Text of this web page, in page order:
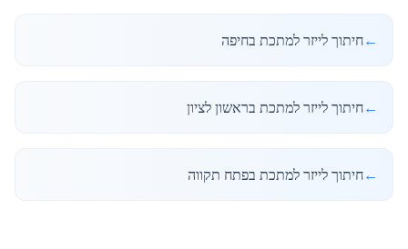
←חיתוך לייזר למתכת בחיפה
←חיתוך לייזר למתכת בראשון לציון
←חיתוך לייזר למתכת בפתח תקווה